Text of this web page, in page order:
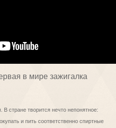
в мире зажигалка
стране творится нечто непонятное:
и пить соответственно спиртные